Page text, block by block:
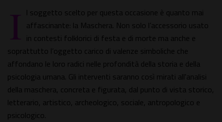
I l soggetto scelto per questa occasione è quanto mai
affascinante: la Maschera. Non solo l’accessorio usato
in contesti folklorici di festa e di morte ma anche e
soprattutto l’oggetto carico di valenze simboliche che
affondano le loro radici nelle profondità della storia e della
psicologia umana. Gli interventi saranno così mirati all'analisi
della maschera, concreta e figurata, dal punto di vista storico,
letterario, artistico, archeologico, sociale, antropologico e
psicologico.